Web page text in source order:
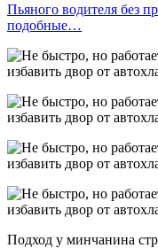
Пьяного водителя без
подобные…
Подход у минчанина